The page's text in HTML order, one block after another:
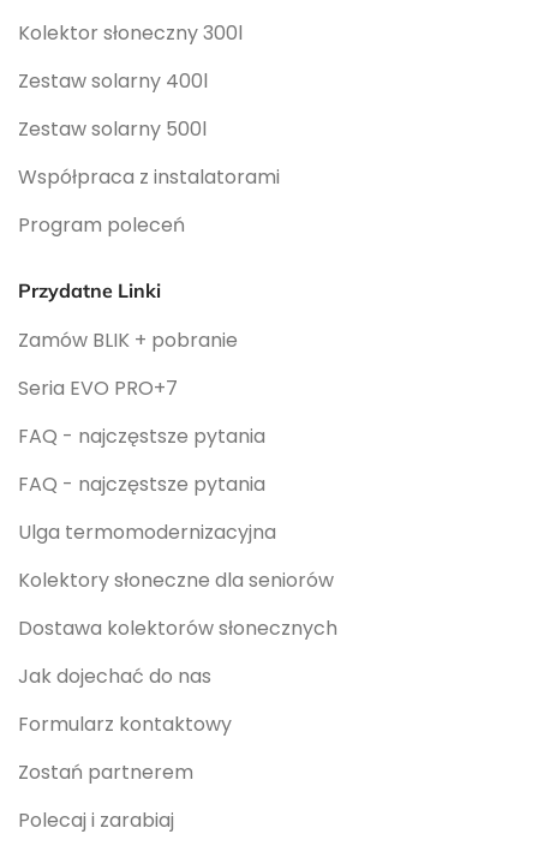
Kolektor słoneczny 300l
Zestaw solarny 400l
Zestaw solarny 500l
Współpraca z instalatorami
Program poleceń
Przydatne Linki
Zamów BLIK + pobranie
Seria EVO PRO+7
FAQ - najczęstsze pytania
FAQ - najczęstsze pytania
Ulga termomodernizacyjna
Kolektory słoneczne dla seniorów
Dostawa kolektorów słonecznych
Jak dojechać do nas
Formularz kontaktowy
Zostań partnerem
Polecaj i zarabiaj